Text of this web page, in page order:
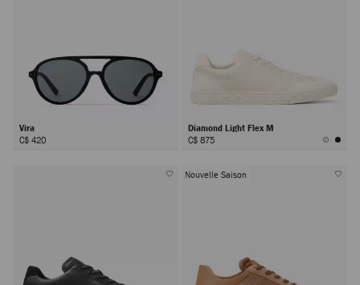
Vira
C$ 420
Diamond Light Flex M
C$ 875
Nouvelle Saison